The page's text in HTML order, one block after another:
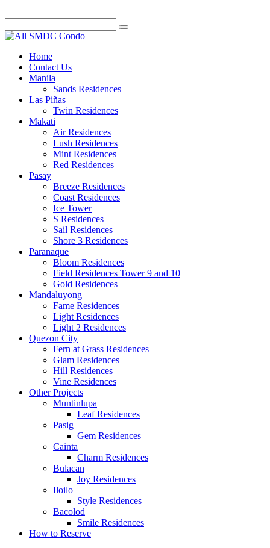
Home
Contact Us
Manila
Sands Residences
Las Piñas
Twin Residences
Makati
Air Residences
Lush Residences
Mint Residences
Red Residences
Pasay
Breeze Residences
Coast Residences
Ice Tower
S Residences
Sail Residences
Shore 3 Residences
Paranaque
Bloom Residences
Field Residences Tower 9 and 10
Gold Residences
Mandaluyong
Fame Residences
Light Residences
Light 2 Residences
Quezon City
Fern at Grass Residences
Glam Residences
Hill Residences
Vine Residences
Other Projects
Muntinlupa
Leaf Residences
Pasig
Gem Residences
Cainta
Charm Residences
Bulacan
Joy Residences
Iloilo
Style Residences
Bacolod
Smile Residences
How to Reserve